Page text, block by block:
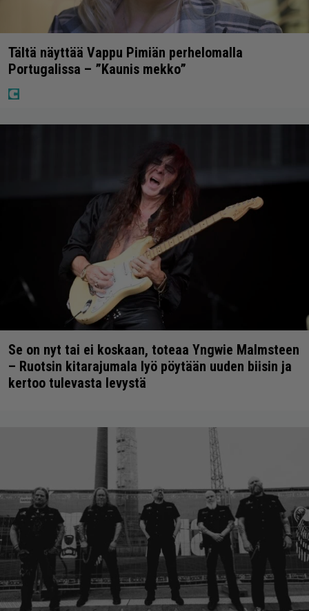
Tältä näyttää Vappu Pimiän perhelomalla
Portugalissa – ”Kaunis mekko”
Se on nyt tai ei koskaan, toteaa Yngwie Malmsteen
– Ruotsin kitarajumala lyö pöytään uuden biisin ja
kertoo tulevasta levystä